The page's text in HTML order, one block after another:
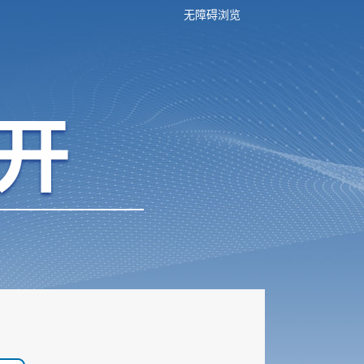
无障碍浏览